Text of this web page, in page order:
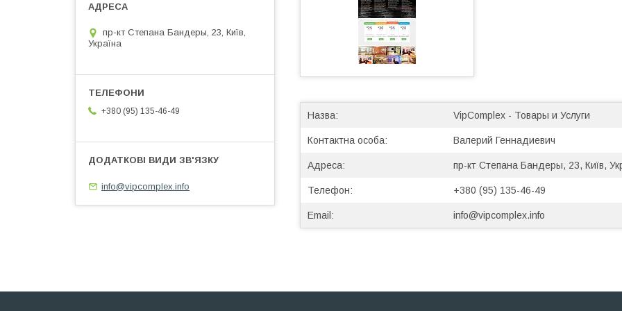
VipComplex - Товары и Услуги
Валерий Геннадиевич
пр-кт Степана Бандеры, 23, Київ,
+380 (95) 135-46-49
info@vipcomplex.info
пр-кт Степана Бандеры, 23, Київ,
Україна
+380 (95) 135-46-49
info@vipcomplex.info